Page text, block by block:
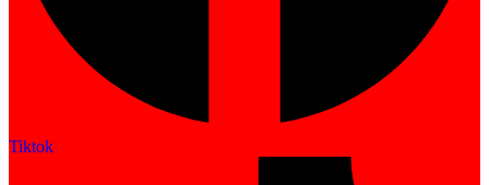
Tiktok